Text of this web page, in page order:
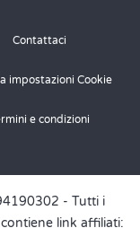
Contattaci
impostazioni Cookie
e condizioni
- Tutti i
link affiliati: